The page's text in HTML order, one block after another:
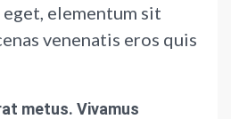
elementum sit
venenatis eros quis
metus. Vivamus